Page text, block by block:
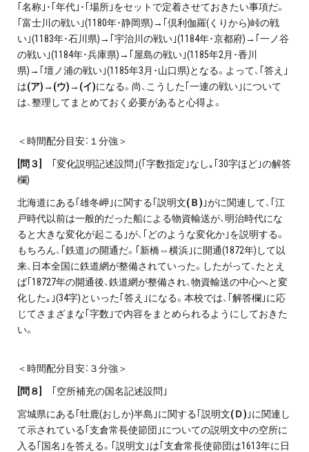
｢名称｣･｢年代｣･｢場所｣をセットで定着させておきたい事項だ。
｢富士川の戦い｣(1180年･静岡県)→｢倶利伽羅(くりから)峠の戦
い｣(1183年･石川県)→｢宇治川の戦い｣(1184年･京都府)→｢一ノ谷
の戦い｣(1184年･兵庫県)→｢屋島の戦い｣(1185年2月･香川
県)→｢壇ノ浦の戦い｣(1185年3月･山口県)となる。よって、｢答え｣
は(ア)→(ウ)→(イ)になる。尚、こうした｢一連の戦い｣について
は、整理してまとめておく必要があると心得よ。
＜時間配分目安：１分強＞
問３]
｢変化説明記述設問｣(｢字数指定｣なし｡｢30字ほど｣の解答
欄)
北海道にある｢雄冬岬｣に関する｢説明文(Ｂ) ｣がに関連して、｢江
戸時代以前は一般的だった船による物資輸送が、明治時代にな
ると大きな変化が起こる｣が、｢どのような変化か｣を説明する。
もちろん、｢鉄道｣の開通だ。｢新橋⇔横浜｣に開通(1872年)して以
来、日本全国に鉄道網が整備されていった。したがって、たとえ
ば｢18727年の開通後、鉄道網が整備され、物資輸送の中心へと変
化した｡｣(34字)といった｢答え｣になる。本校では、｢解答欄｣に応
じてさまざまな｢字数｣で内容をまとめられるようにしておきた
い。
＜時間配分目安：３分強＞
問８] ｢空所補充の国名記述設問｣
宮城県にある｢牡鹿(おしか)半島｣に関する｢説明文(Ｄ) ｣に関連し
て示されている｢支倉常長使節団｣についての説明文中の空所に
入る｢国名｣を答える。｢説明文｣は｢支倉常長使節団は1613年に日